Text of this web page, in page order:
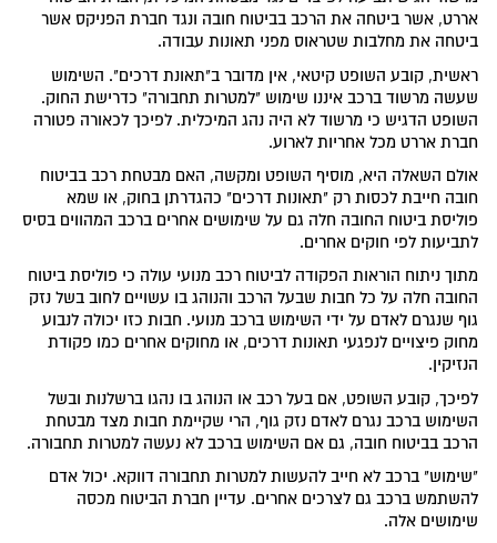
אררט, אשר ביטחה את הרכב בביטוח חובה ונגד חברת הפניקס אשר
ביטחה את מחלבות שטראוס מפני תאונות עבודה.
ראשית, קובע השופט קיטאי, אין מדובר ב"תאונת דרכים". השימוש
שעשה מרשוד ברכב איננו שימוש "למטרות תחבורה" כדרישת החוק.
השופט הדגיש כי מרשוד לא היה נהג המיכלית. לפיכך לכאורה פטורה
חברת אררט מכל אחריות לארוע.
אולם השאלה היא, מוסיף השופט ומקשה, האם מבטחת רכב בביטוח
חובה חייבת לכסות רק "תאונות דרכים" כהגדרתן בחוק, או שמא
פוליסת ביטוח החובה חלה גם על שימושים אחרים ברכב המהווים בסיס
לתביעות לפי חוקים אחרים.
מתוך ניתוח הוראות הפקודה לביטוח רכב מנועי עולה כי פוליסת ביטוח
החובה חלה על כל חבות שבעל הרכב והנוהג בו עשויים לחוב בשל נזק
גוף שנגרם לאדם על ידי השימוש ברכב מנועי. חבות כזו יכולה לנבוע
מחוק פיצויים לנפגעי תאונות דרכים, או מחוקים אחרים כמו פקודת
הנזיקין.
לפיכך, קובע השופט, אם בעל רכב או הנוהג בו נהגו ברשלנות ובשל
השימוש ברכב נגרם לאדם נזק גוף, הרי שקיימת חבות מצד מבטחת
הרכב בביטוח חובה, גם אם השימוש ברכב לא נעשה למטרות תחבורה.
"שימוש" ברכב לא חייב להעשות למטרות תחבורה דווקא. יכול אדם
להשתמש ברכב גם לצרכים אחרים. עדיין חברת הביטוח מכסה
שימושים אלה.